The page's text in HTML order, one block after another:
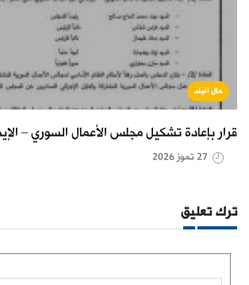
حال البلد
قرار بإعادة تشكيل مجلس الأعمال السوري –
ترك تعليق